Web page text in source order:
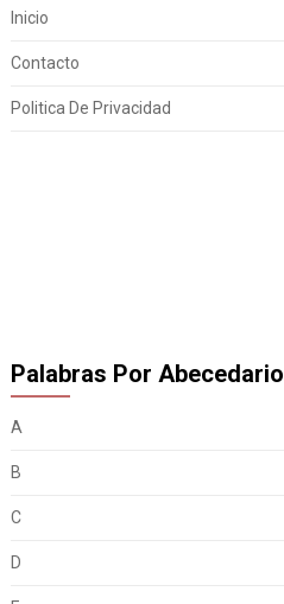
Inicio
Contacto
Politica De Privacidad
Palabras Por Abecedario
A
B
C
D